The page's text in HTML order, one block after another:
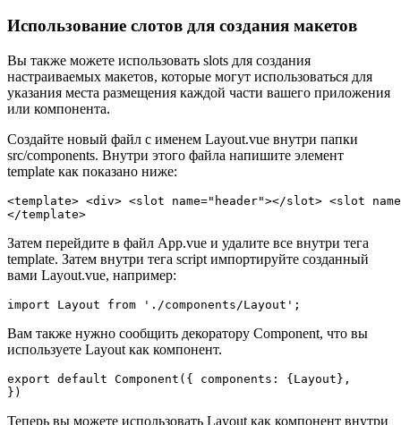
Использование слотов для создания макетов
Вы также можете использовать slots для создания
настраиваемых макетов, которые могут использоваться для
указания места размещения каждой части вашего приложения
или компонента.
Создайте новый файл с именем Layout.vue внутри папки
src/components. Внутри этого файла напишите элемент
template как показано ниже:
<template> <div> <slot name="header"></slot> <slot
Затем перейдите в файл App.vue и удалите все внутри тега
template. Затем внутри тега script импортируйте созданный
вами Layout.vue, например:
Вам также нужно сообщить декоратору Component, что вы
используете Layout как компонент.
export default Component({ components: {Layout},
Теперь вы можете использовать Layout как компонент внутри